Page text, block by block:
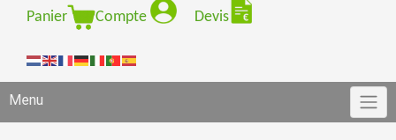
Panier Compte Devis
Menu